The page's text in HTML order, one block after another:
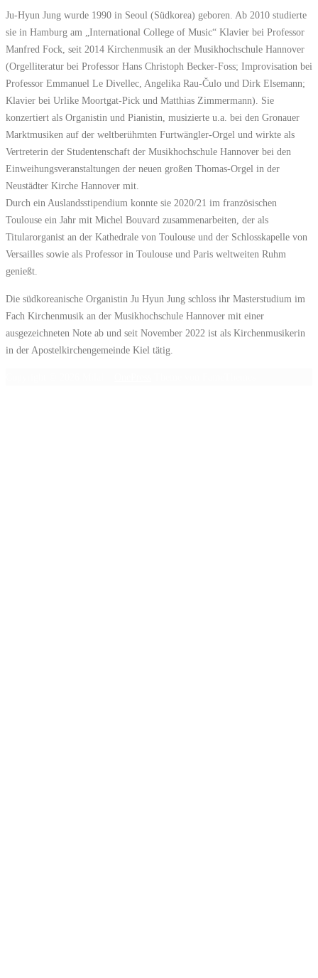
Ju-Hyun Jung wurde 1990 in Seoul (Südkorea) geboren. Ab 2010 studierte
sie in Hamburg am „International College of Music“ Klavier bei Professor
Manfred Fock, seit 2014 Kirchenmusik an der Musikhochschule Hannover
(Orgelliteratur bei Professor Hans Christoph Becker-Foss; Improvisation bei
Professor Emmanuel Le Divellec, Angelika Rau-Čulo und Dirk Elsemann;
Klavier bei Urlike Moortgat-Pick und Matthias Zimmermann). Sie
konzertiert als Organistin und Pianistin, musizierte u.a. bei den Gronauer
Marktmusiken auf der weltberühmten Furtwängler-Orgel und wirkte als
Vertreterin der Studentenschaft der Musikhochschule Hannover bei den
Einweihungsveranstaltungen der neuen großen Thomas-Orgel in der
Neustädter Kirche Hannover mit.
Durch ein Auslandsstipendium konnte sie 2020/21 im französischen
Toulouse ein Jahr mit Michel Bouvard zusammenarbeiten, der als
Titularorganist an der Kathedrale von Toulouse und der Schlosskapelle von
Versailles sowie als Professor in Toulouse und Paris weltweiten Ruhm
genießt.
Die südkoreanische Organistin Ju Hyun Jung schloss ihr Masterstudium im
Fach Kirchenmusik an der Musikhochschule Hannover mit einer
ausgezeichneten Note ab und seit November 2022 ist als Kirchenmusikerin
in der Apostelkirchengemeinde Kiel tätig.